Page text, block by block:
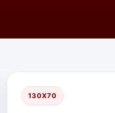
130X70